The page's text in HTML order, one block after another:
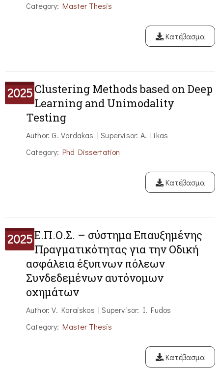
Category: Master Thesis
Κατέβασμα
2025Clustering Methods based on Deep
Learning and Unimodality
Testing
Author: G. Vardakas | Supervisor: A. Likas
Category: Phd Dissertation
Κατέβασμα
2025Ε.Π.Ο.Σ. – σύστημα Επαυξημένης
Πραγματικότητας για την Οδική
ασφάλεια έξυπνων πόλεων
Συνδεδεμένων αυτόνομων
οχημάτων
Author: V. Karaiskos | Supervisor: I. Fudos
Category: Master Thesis
Κατέβασμα